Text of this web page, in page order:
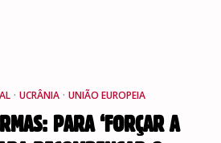
· UCRÂNIA · UNIÃO EUROPEIA
PARA ‘FORÇAR A